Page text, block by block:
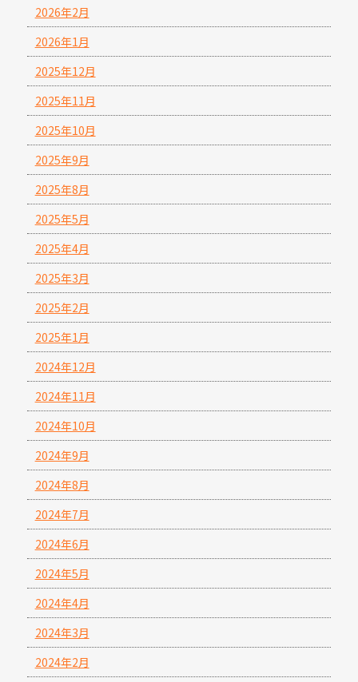
2026年2月
2026年1月
2025年12月
2025年11月
2025年10月
2025年9月
2025年8月
2025年5月
2025年4月
2025年3月
2025年2月
2025年1月
2024年12月
2024年11月
2024年10月
2024年9月
2024年8月
2024年7月
2024年6月
2024年5月
2024年4月
2024年3月
2024年2月